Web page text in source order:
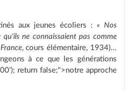
aux jeunes écoliers :« Nos
ne connaissaient pas comme
, cours élémentaire, 1934)...
à ce que les générations
return false;">notre approche